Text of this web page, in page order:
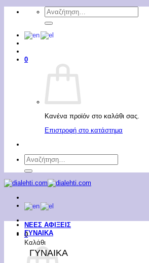
Μετάβαση
Αναζήτηση
για:
0
Κανένα προϊόν στο καλάθι σας.
Επιστροφή στο κατάστημα
Αναζήτηση
για:
0
Καλάθι
ΝΕΕΣ ΑΦΙΞΕΙΣ
ΓΥΝΑΙΚΑ
ΓΥΝΑΙΚΑ